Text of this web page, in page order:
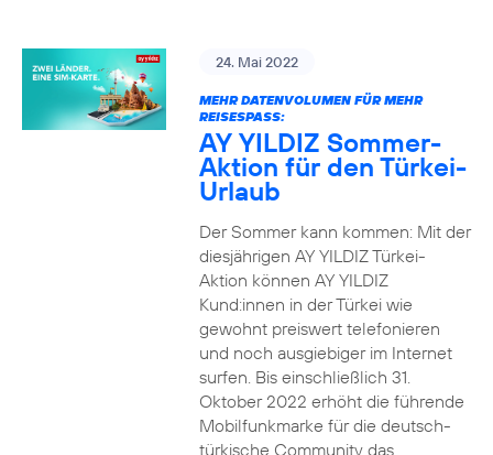
24. Mai 2022
MEHR DATENVOLUMEN FÜR MEHR
REISESPASS:
AY YILDIZ Sommer-
Aktion für den Türkei-
Urlaub
Der Sommer kann kommen: Mit der
diesjährigen AY YILDIZ Türkei-
Aktion können AY YILDIZ
Kund:innen in der Türkei wie
gewohnt preiswert telefonieren
und noch ausgiebiger im Internet
surfen. Bis einschließlich 31.
Oktober 2022 erhöht die führende
Mobilfunkmarke für die deutsch-
türkische Community das